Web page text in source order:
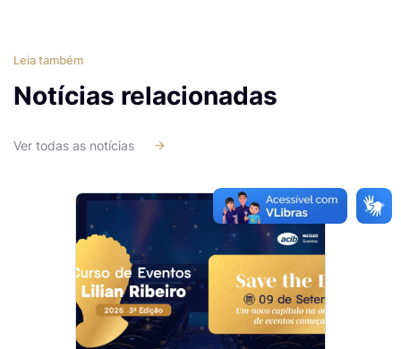
Leia também
Notícias relacionadas
Ver todas as notícias